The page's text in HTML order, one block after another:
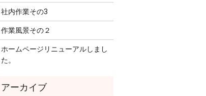
社内作業その3
作業風景その２
ホームページリニューアルしまし
た。